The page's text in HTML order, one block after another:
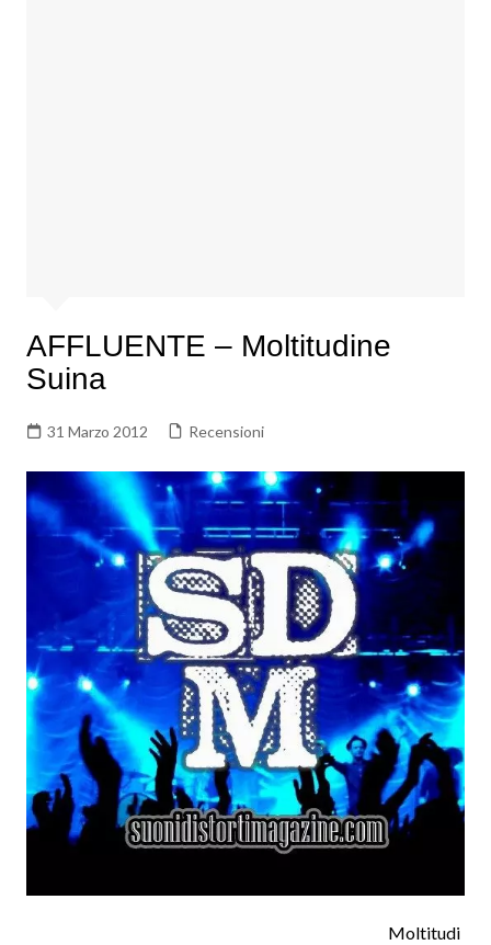
AFFLUENTE – Moltitudine
Suina
31 Marzo 2012 Recensioni
Moltitudi